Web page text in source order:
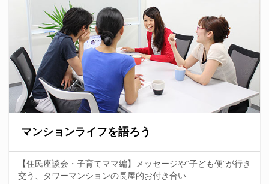
マンションライフを語ろう
【住民座談会・子育てママ編】メッセージや“子ども便”が行き
交う、タワーマンションの長屋的お付き合い